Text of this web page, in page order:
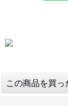
この商品を買